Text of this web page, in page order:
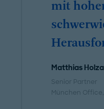
mit
Matthias
Senior Partner
München Office